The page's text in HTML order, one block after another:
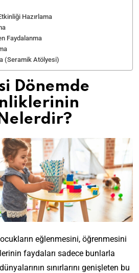
Hazırlama
Faydalanma
(Seramik Atölyesi)
Dönemde
eğlenmesini, öğrenmesini
faydaları sadece bunlarla
sınırlarını genişleten bu